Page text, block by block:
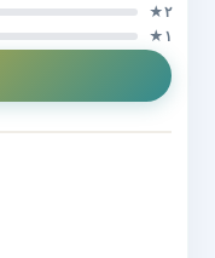
۲★
۱★